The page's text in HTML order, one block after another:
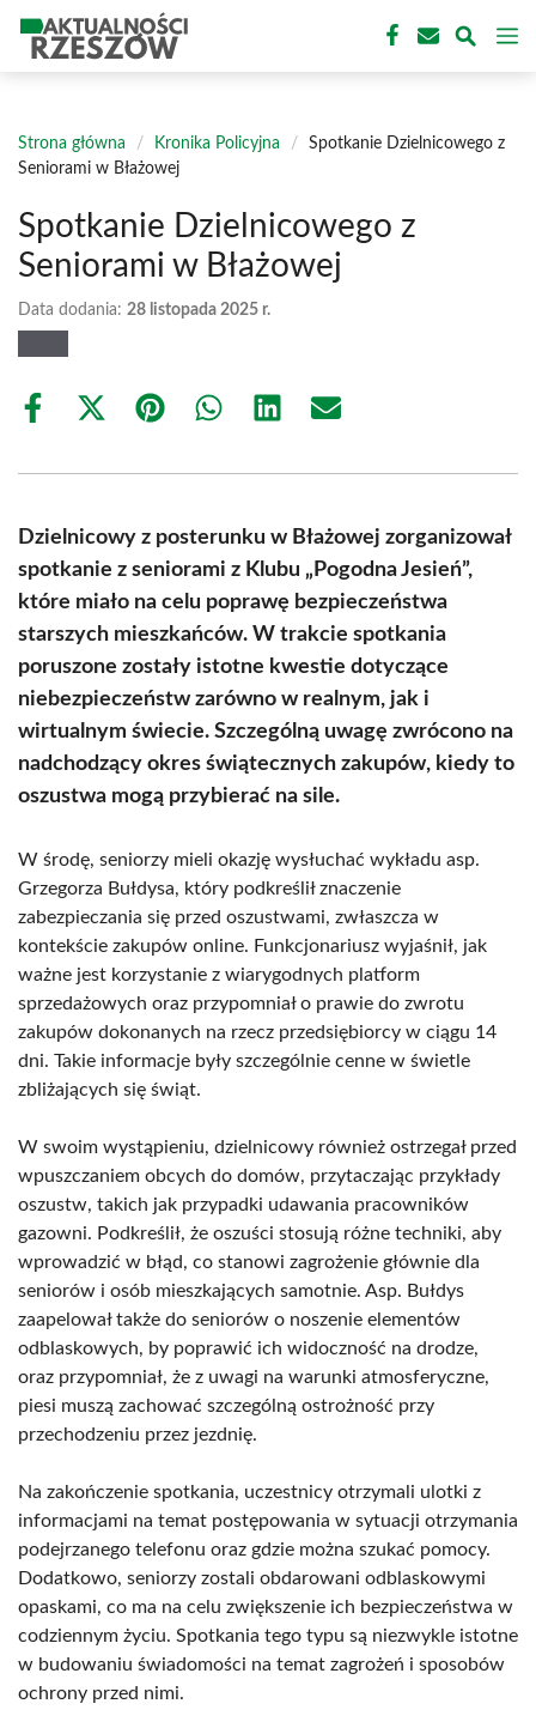
treści
Strona główna / Kronika Policyjna /
Spotkanie Dzielnicowego z
Seniorami w Błażowej
Spotkanie Dzielnicowego z
Seniorami w Błażowej
Data dodania: 28 listopada 2025 r.
Share
Share
(Twitter)
Share Share Share Share
Dzielnicowy z posterunku w Błażowej zorganizował
spotkanie z seniorami z Klubu „Pogodna Jesień”,
które miało na celu poprawę bezpieczeństwa
starszych mieszkańców. W trakcie spotkania
poruszone zostały istotne kwestie dotyczące
niebezpieczeństw zarówno w realnym, jak i
wirtualnym świecie. Szczególną uwagę zwrócono na
nadchodzący okres świątecznych zakupów, kiedy to
oszustwa mogą przybierać na sile.
W środę, seniorzy mieli okazję wysłuchać wykładu asp.
Grzegorza Bułdysa, który podkreślił znaczenie
zabezpieczania się przed oszustwami, zwłaszcza w
kontekście zakupów online. Funkcjonariusz wyjaśnił, jak
ważne jest korzystanie z wiarygodnych platform
sprzedażowych oraz przypomniał o prawie do zwrotu
zakupów dokonanych na rzecz przedsiębiorcy w ciągu 14
dni. Takie informacje były szczególnie cenne w świetle
zbliżających się świąt.
W swoim wystąpieniu, dzielnicowy również ostrzegał przed
wpuszczaniem obcych do domów, przytaczając przykłady
oszustw, takich jak przypadki udawania pracowników
gazowni. Podkreślił, że oszuści stosują różne techniki, aby
wprowadzić w błąd, co stanowi zagrożenie głównie dla
seniorów i osób mieszkających samotnie. Asp. Bułdys
zaapelował także do seniorów o noszenie elementów
odblaskowych, by poprawić ich widoczność na drodze,
oraz przypomniał, że z uwagi na warunki atmosferyczne,
piesi muszą zachować szczególną ostrożność przy
przechodzeniu przez jezdnię.
Na zakończenie spotkania, uczestnicy otrzymali ulotki z
informacjami na temat postępowania w sytuacji otrzymania
podejrzanego telefonu oraz gdzie można szukać pomocy.
Dodatkowo, seniorzy zostali obdarowani odblaskowymi
opaskami, co ma na celu zwiększenie ich bezpieczeństwa w
codziennym życiu. Spotkania tego typu są niezwykle istotne
w budowaniu świadomości na temat zagrożeń i sposobów
ochrony przed nimi.